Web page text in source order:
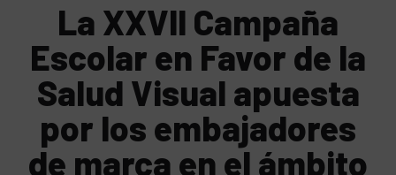
La XXVII Campaña
Escolar en Favor de la
Salud Visual apuesta
por los embajadores
de marca en el ámbito